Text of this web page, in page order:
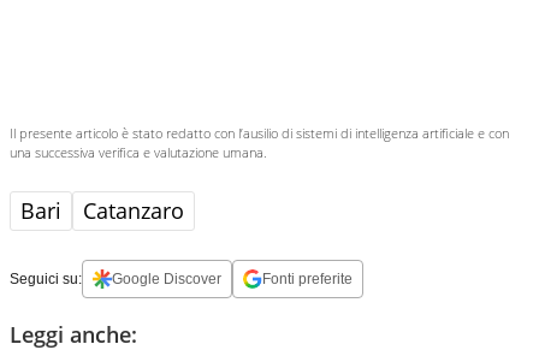
Il presente articolo è stato redatto con l’ausilio di sistemi di intelligenza artificiale e con
una successiva verifica e valutazione umana.
Bari Catanzaro
Seguici su: Google Discover Fonti preferite
Leggi anche: